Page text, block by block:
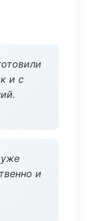
и с
и